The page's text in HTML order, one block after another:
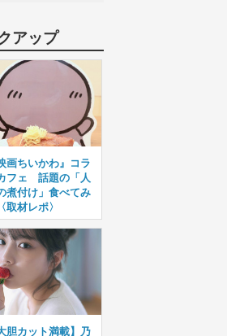
アップ
画ちいかわ』コラ
フェ 話題の「人
煮付け」食べてみ
取材レポ〉
胆カット満載】乃